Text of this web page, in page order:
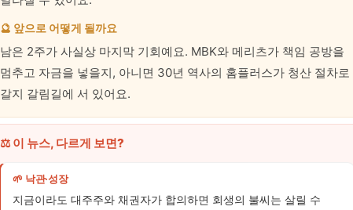
🔮 앞으로 어떻게 될까요
남은 2주가 사실상 마지막 기회예요. MBK와 메리츠가 책임 공방을
멈추고 자금을 넣을지, 아니면 30년 역사의 홈플러스가 청산 절차로
갈지 갈림길에 서 있어요.
⚖️ 이 뉴스, 다르게 보면?
🌱 낙관·성장
지금이라도 대주주와 채권자가 합의하면 회생의 불씨는 살릴 수